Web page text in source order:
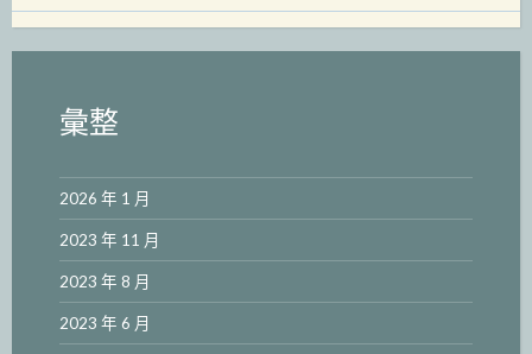
彙整
2026 年 1 月
2023 年 11 月
2023 年 8 月
2023 年 6 月